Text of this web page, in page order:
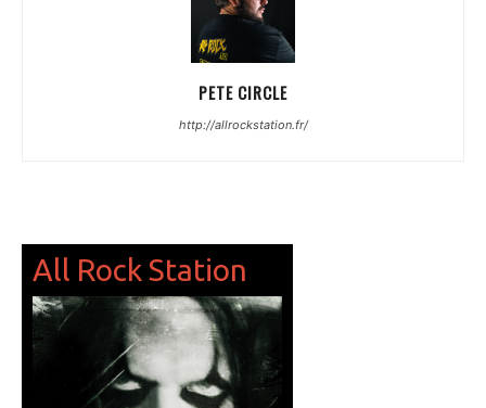
PETE CIRCLE
http://allrockstation.fr/